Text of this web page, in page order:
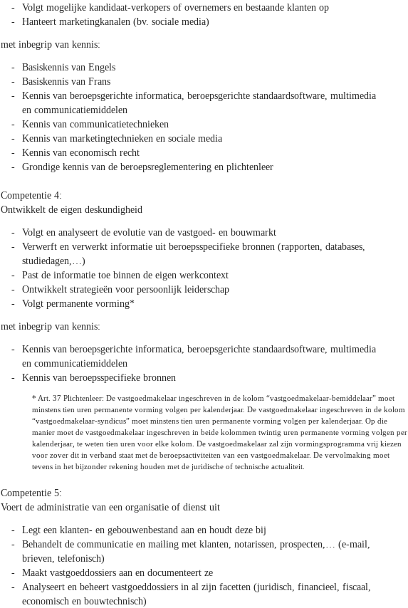
Volgt mogelijke kandidaat-verkopers of overnemers en bestaande klanten op
Hanteert marketingkanalen (bv. sociale media)
met inbegrip van kennis:
Basiskennis van Engels
Basiskennis van Frans
Kennis van beroepsgerichte informatica, beroepsgerichte standaardsoftware, multimedia
en communicatiemiddelen
Kennis van communicatietechnieken
Kennis van marketingtechnieken en sociale media
Kennis van economisch recht
Grondige kennis van de beroepsreglementering en plichtenleer
Competentie 4:
Ontwikkelt de eigen deskundigheid
Volgt en analyseert de evolutie van de vastgoed- en bouwmarkt
Verwerft en verwerkt informatie uit beroepsspecifieke bronnen (rapporten, databases,
studiedagen,…)
Past de informatie toe binnen de eigen werkcontext
Ontwikkelt strategieën voor persoonlijk leiderschap
Volgt permanente vorming*
met inbegrip van kennis:
Kennis van beroepsgerichte informatica, beroepsgerichte standaardsoftware, multimedia
en communicatiemiddelen
Kennis van beroepsspecifieke bronnen
* Art. 37 Plichtenleer: De vastgoedmakelaar ingeschreven in de kolom “vastgoedmakelaar-bemiddelaar” moet
minstens tien uren permanente vorming volgen per kalenderjaar. De vastgoedmakelaar ingeschreven in de kolom
“vastgoedmakelaar-syndicus” moet minstens tien uren permanente vorming volgen per kalenderjaar. Op die
manier moet de vastgoedmakelaar ingeschreven in beide kolommen twintig uren permanente vorming volgen per
kalenderjaar, te weten tien uren voor elke kolom. De vastgoedmakelaar zal zijn vormingsprogramma vrij kiezen
voor zover dit in verband staat met de beroepsactiviteiten van een vastgoedmakelaar. De vervolmaking moet
tevens in het bijzonder rekening houden met de juridische of technische actualiteit.
Competentie 5:
Voert de administratie van een organisatie of dienst uit
Legt een klanten- en gebouwenbestand aan en houdt deze bij
Behandelt de communicatie en mailing met klanten, notarissen, prospecten,… (e-mail,
brieven, telefonisch)
Maakt vastgoeddossiers aan en documenteert ze
Analyseert en beheert vastgoeddossiers in al zijn facetten (juridisch, financieel, fiscaal,
economisch en bouwtechnisch)